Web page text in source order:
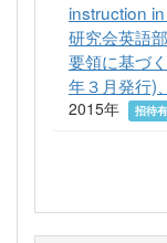
instruction
研究会英語
要領に基づ
年３月発行)
2015年 招待